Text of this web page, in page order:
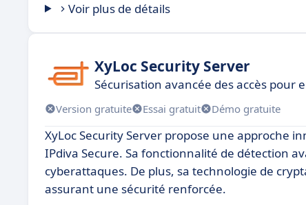
Voir plus de détails
XyLoc Security Server
Sécurisation avancée des accès pour
Version gratuite Essai gratuit Démo gratuite
XyLoc Security Server propose une approche
IPdiva Secure. Sa fonctionnalité de détection
cyberattaques. De plus, sa technologie de
assurant une sécurité renforcée.